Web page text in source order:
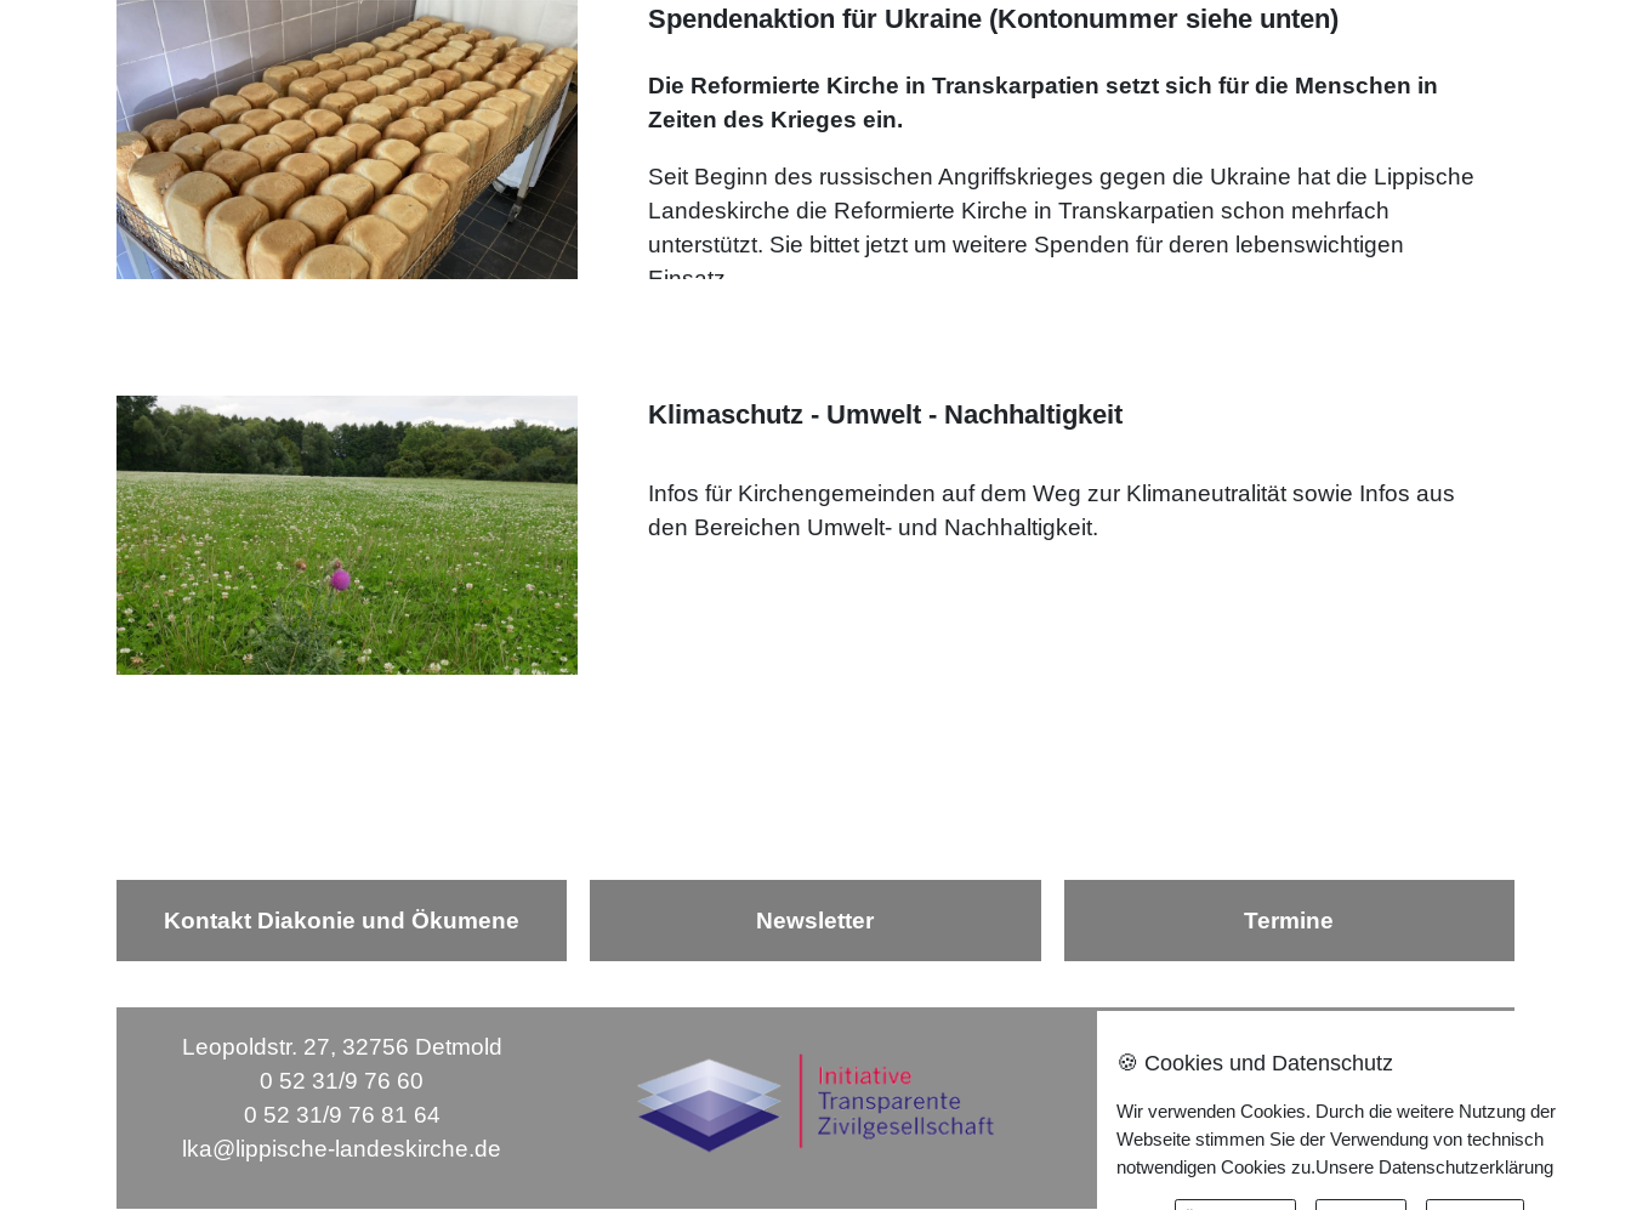
Spendenaktion für Ukraine (Kontonummer siehe unten)
Die Reformierte Kirche in Transkarpatien setzt sich für die Menschen in
Zeiten des Krieges ein.
Seit Beginn des russischen Angriffskrieges gegen die Ukraine hat die Lippische
Landeskirche die Reformierte Kirche in Transkarpatien schon mehrfach
unterstützt. Sie bittet jetzt um weitere Spenden für deren lebenswichtigen
Einsatz.
Lippische Landeskirche auch mit den anderen Reformierten Kirchen des
Karpatenbeckens eng verbunden. Aufgrund der Kriegssituation gilt dies
an diese Kirche weitergeleitet.
Klimaschutz - Umwelt - Nachhaltigkeit
Infos für Kirchengemeinden auf dem Weg zur Klimaneutralität sowie Infos aus
den Bereichen Umwelt- und Nachhaltigkeit.
Kontakt Diakonie und Ökumene Newsletter Termine
Leopoldstr. 27, 32756 Detmold
0 52 31/9 76 60
0 52 31/9 76 81 64
lka@lippische-landeskirche.de
Impressum
Datenschutzerklärung
🍪 Cookies und Datenschutz
Wir verwenden Cookies. Durch die weitere Nutzung der
Webseite stimmen Sie der Verwendung von technisch
notwendigen Cookies zu.Unsere Datenschutzerklärung